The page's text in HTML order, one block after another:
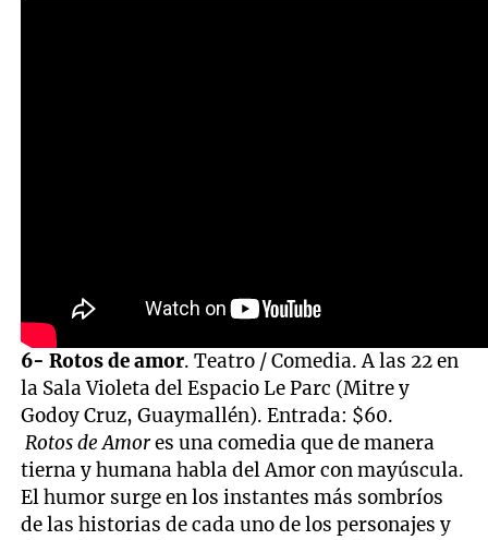
6- Rotos de amor. Teatro / Comedia. A las 22 en
la Sala Violeta del Espacio Le Parc (Mitre y
Godoy Cruz, Guaymallén). Entrada: $60.
Rotos de Amores una comedia que de manera
tierna y humana habla del Amor con mayúscula.
El humor surge en los instantes más sombríos
de las historias de cada uno de los personajes y